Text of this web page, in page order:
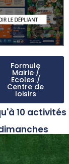
Formule
Mairie /
Ecoles /
Centre de
loisirs
10 activités